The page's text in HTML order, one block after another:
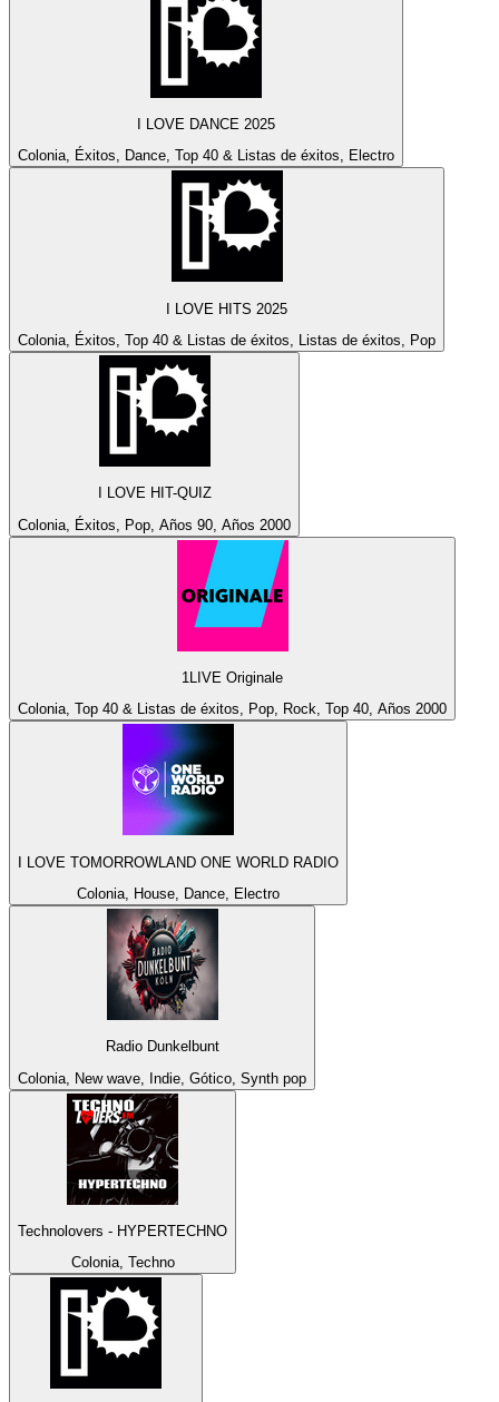
I LOVE DANCE 2025
Colonia, Éxitos, Dance, Top 40 & Listas de éxitos, Electro
I LOVE HITS 2025
Colonia, Éxitos, Top 40 & Listas de éxitos, Listas de éxitos, Pop
I LOVE HIT-QUIZ
Colonia, Éxitos, Pop, Años 90, Años 2000
1LIVE Originale
Colonia, Top 40 & Listas de éxitos, Pop, Rock, Top 40, Años 2000
I LOVE TOMORROWLAND ONE WORLD RADIO
Colonia, House, Dance, Electro
Radio Dunkelbunt
Colonia, New wave, Indie, Gótico, Synth pop
Technolovers - HYPERTECHNO
Colonia, Techno